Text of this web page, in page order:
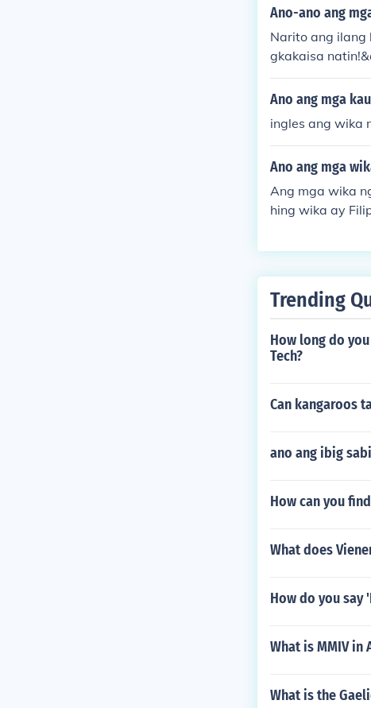
Ano-ano ang
Narito ang ilang
gkakaisa
o ay
ga Pilipino. Ang
Ano ang mga
ingles ang wika
Ano ang mga
Ang mga wika
hing wika ay
on, at Waray.
Trending
How long do
Tech?
Can kangaroos
ano ang ibig
How can you
What does
How do you say
What is MMIV in
What is the